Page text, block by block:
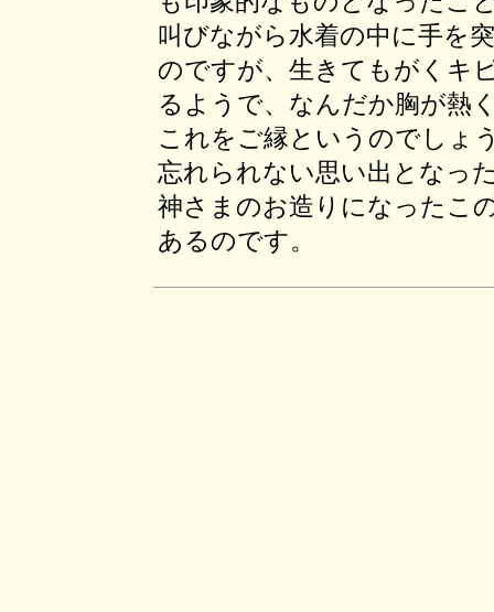
叫びながら水着の中に手を
のですが、生きてもがくキ
るようで、なんだか胸が熱
これをご縁というのでしょ
忘れられない思い出となっ
神さまのお造りになったこ
あるのです。